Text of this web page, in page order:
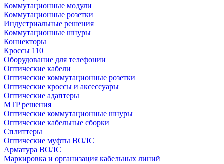
Коммутационные модули
Коммутационные розетки
Индустриальные решения
Коммутационные шнуры
Коннекторы
Кроссы 110
Оборудование для телефонии
Оптические кабели
Оптические коммутационные розетки
Оптические кроссы и аксессуары
Оптические адаптеры
MTP решения
Оптические коммутационные шнуры
Оптические кабельные сборки
Сплиттеры
Оптические муфты ВОЛС
Арматура ВОЛС
Маркировка и организация кабельных линий